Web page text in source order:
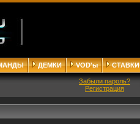
ДЕМКИ VOD'ы СТАВКИ
Забыли пароль?
Регистрация